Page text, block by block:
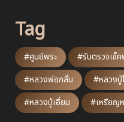
Tag
#ศูนย์พระ #รับตรวจเช็ค
#หลวงพ่อกลั่น
#หลวงปู่
#หลวงปู่เอี่ยม
#เหรียญ